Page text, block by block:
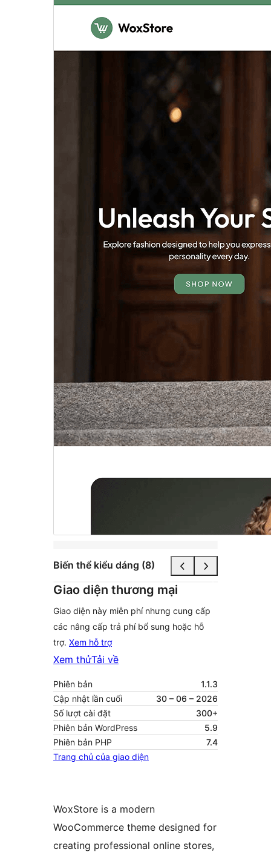
Biến thể kiểu dáng (8)
Giao diện thương mại
Giao diện này miễn phí nhưng cung cấp
các nâng cấp trả phí bổ sung hoặc hỗ
trợ. Xem hỗ trợ
Xem thửTải về
Phiên bản
1.1.3
Cập nhật lần cuối
30 – 06 – 2026
Số lượt cài đặt
300+
Phiên bản WordPress
5.9
Phiên bản PHP
7.4
Trang chủ của giao diện
WoxStore is a modern
WooCommerce theme designed for
creating professional online stores,